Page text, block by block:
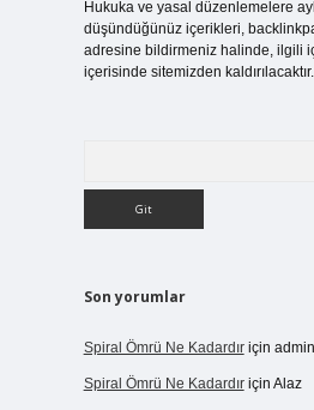
Hukuka ve yasal düzenlemelere
düşündüğünüz içerikleri,
adresine bildirmeniz halinde, ilgili
içerisinde sitemizden kaldırılacaktır.
Son yorumlar
Spiral Ömrü Ne Kadardıriçin admin
Spiral Ömrü Ne Kadardıriçin Alaz